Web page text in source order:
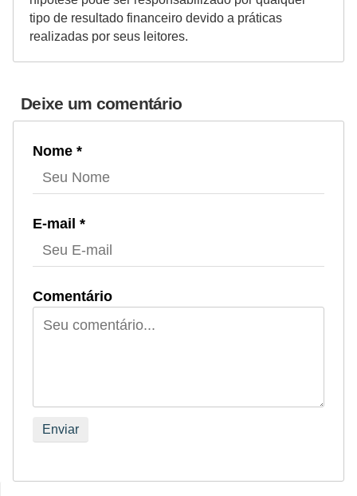
tipo de resultado financeiro devido a práticas
realizadas por seus leitores.
Deixe um comentário
Nome *
E-mail *
Comentário